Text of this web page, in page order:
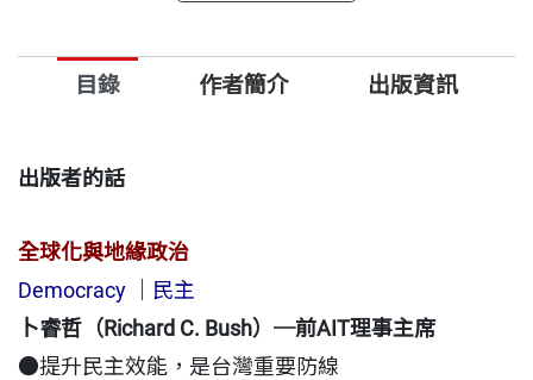
交流等，全面斷鏈，這是人類有始以來的巨大危機。
《遠見》是從台灣社會的改變浪潮而起，「與世界接
的「國際大師遠見連線」方式，不間斷地向國際大師
間，國際大師們的「台灣觀點」，深化我們對世界的
了解，彌足珍貴。
為提供讀者更具系統的閱讀經驗，天下文化將《遠
目錄 作者簡介 出版資訊
出版者的話
全球化與地緣政治
Democracy ｜民主
卜睿哲（Richard C. Bush）─前AIT理事主席
●提升民主效能，是台灣重要防線